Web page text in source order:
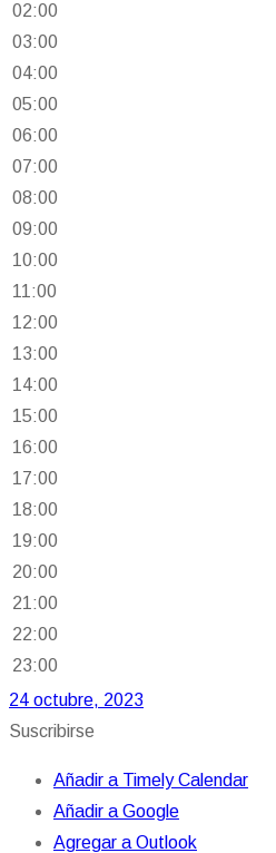
02:00
03:00
04:00
05:00
06:00
07:00
08:00
09:00
10:00
11:00
12:00
13:00
14:00
15:00
16:00
17:00
18:00
19:00
20:00
21:00
22:00
23:00
24 octubre, 2023
Suscribirse
Añadir a Timely Calendar
Añadir a Google
Agregar a Outlook